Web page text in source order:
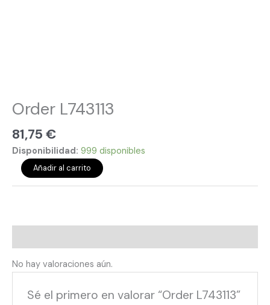
Order L743113
81,75 €
Disponibilidad: 999 disponibles
Añadir al carrito
No hay valoraciones aún.
Sé el primero en valorar “Order L743113”